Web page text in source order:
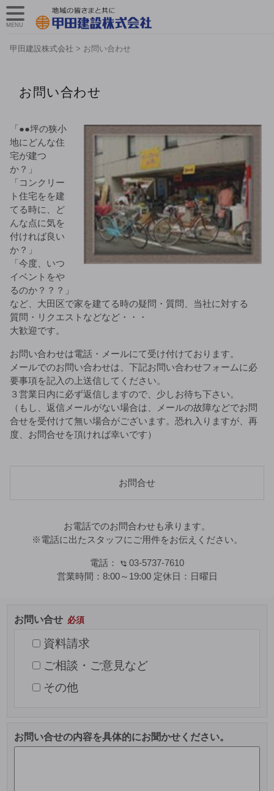
甲田建設株式会社 > お問い合わせ
お問い合わせ
「●●坪の狭小
地にどんな住
宅が建つ
か？」
「コンクリー
ト住宅をを建
てる時に、ど
んな点に気を
付ければ良い
か？」
「今度、いつ
イベントをや
るのか？？？」
など、大田区で家を建てる時の疑問・質問、当社に対する
質問・リクエストなどなど・・・
大歓迎です。
お問い合わせは電話・メールにて受け付けております。
メールでのお問い合わせは、下記お問い合わせフォームに必
要事項を記入の上送信してください。
３営業日内に必ず返信しますので、少しお待ち下さい。
（もし、返信メールがない場合は、メールの故障などでお問
合せを受付けて無い場合がございます。恐れ入りますが、再
度、お問合せを頂ければ幸いです）
お問合せ
お電話でのお問合わせも承ります。
※電話に出たスタッフにご用件をお伝えください。
電話：
03-5737-7610
営業時間： 8:00～19:00 定休日： 日曜日
お問い合せ
資料請求
ご相談・ご意見など
その他
お問い合せの内容を具体的にお聞かせください。
MENU